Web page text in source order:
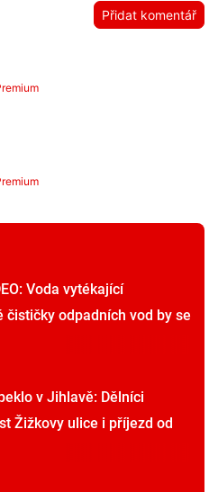
Přidat komentář
Voda vytékající
čističky odpadních vod by se
v Jihlavě: Dělníci
Žižkovy ulice i příjezd od